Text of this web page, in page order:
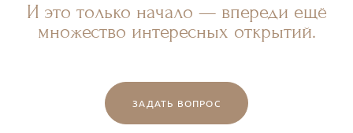
И это только начало — впереди ещё
множество интересных открытий.
ЗАДАТЬ ВОПРОС